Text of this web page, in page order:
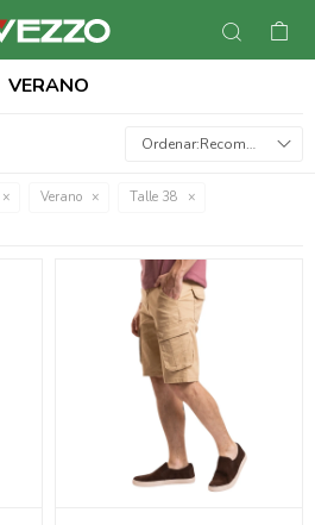
VERANO
Recomendados
Verano Talle 38